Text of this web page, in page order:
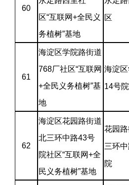
60
区“互联网+全民义
务植树”基地
区
61
海淀区学院路街道
768厂社区“互联网
+全民义务植树”基
地
海淀
14号院
62
海淀区花园路街道
北三环中路43号
院社区“互联网+全
民义务植树”基地
花园
三环
院